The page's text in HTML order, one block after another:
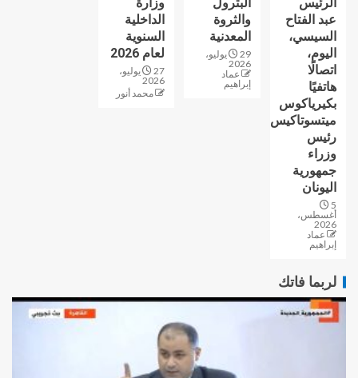
عبد الفتاح
السيسي،
اليوم،
اتصالًا
هاتفيًا
بكيرياكوس
ميتسوتاكيس
رئيس
وزراء
جمهورية
اليونان
5
أغسطس،
2026
عماد
إبراهيم
والثروة
المعدنية
29 يوليو،
2026
عماد
إبراهيم
الداخلية
السنوية
لعام 2026
27 يوليو،
2026
محمد أنور
لربما فاتك